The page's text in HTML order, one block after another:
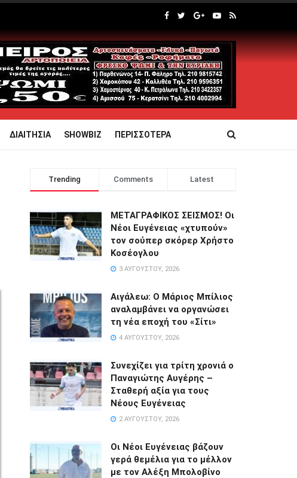
ΔΙΑΙΤΗΣΙΑ SHOWBIZ ΠΕΡΙΣΣΟΤΕΡΑ
Trending Comments Latest
ΜΕΤΑΓΡΑΦΙΚΟΣ ΣΕΙΣΜΟΣ! Οι
Νέοι Ευγένειας «χτυπούν»
τον σούπερ σκόρερ Χρήστο
Κοσέογλου
3 ΑΥΓΟΎΣΤΟΥ, 2026
Αιγάλεω: Ο Μάριος Μπίλιος
αναλαμβάνει να οργανώσει
τη νέα εποχή του «Σίτι»
4 ΑΥΓΟΎΣΤΟΥ, 2026
Συνεχίζει για τρίτη χρονιά ο
Παναγιώτης Αυγέρης –
Σταθερή αξία για τους
Νέους Ευγένειας
2 ΑΥΓΟΎΣΤΟΥ, 2026
Οι Νέοι Ευγένειας βάζουν
γερά θεμέλια για το μέλλον
με τον Αλέξη Μπολοβίνο